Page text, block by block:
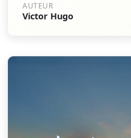
AUTEUR
Victor Hugo